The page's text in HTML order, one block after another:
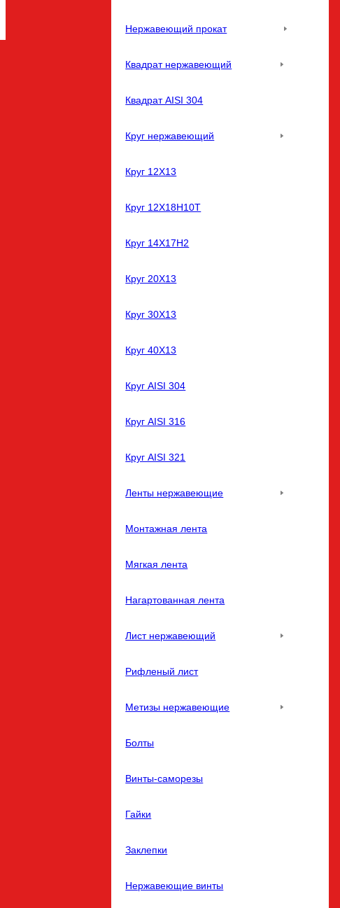
Нержавеющий прокат
Квадрат нержавеющий
Квадрат AISI 304
Круг нержавеющий
Круг 12Х13
Круг 12Х18Н10Т
Круг 14Х17Н2
Круг 20Х13
Круг 30Х13
Круг 40Х13
Круг AISI 304
Круг AISI 316
Круг AISI 321
Ленты нержавеющие
Монтажная лента
Мягкая лента
Нагартованная лента
Лист нержавеющий
Рифленый лист
Метизы нержавеющие
Болты
Винты-саморезы
Гайки
Заклепки
Нержавеющие винты